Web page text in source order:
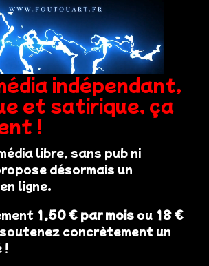
indépendant,
et satirique, ça
!
libre, sans pub ni
désormais un
ligne.
1,50 € par mois ou 18 €
concrètement un
!